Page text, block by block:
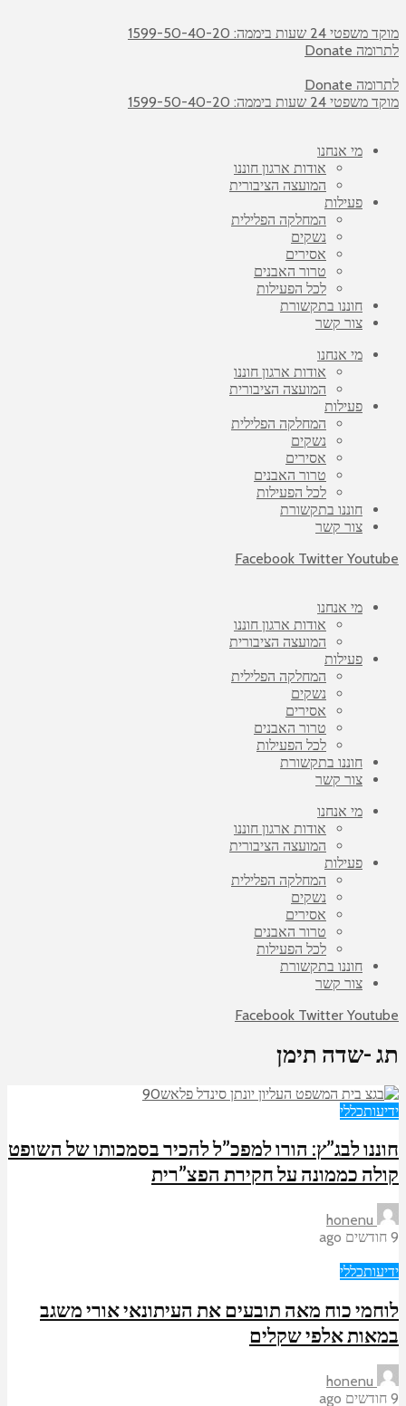
מוקד משפטי 24 שעות ביממה: 1599-50-40-20
לתרומה Donate
לתרומה Donate
מוקד משפטי 24 שעות ביממה: 1599-50-40-20
מי אנחנו
אודות ארגון חוננו
המועצה הציבורית
פעילות
המחלקה הפלילית
נשקים
אסירים
טרור האבנים
לכל הפעילות
חוננו בתקשורת
צור קשר
מי אנחנו
אודות ארגון חוננו
המועצה הציבורית
פעילות
המחלקה הפלילית
נשקים
אסירים
טרור האבנים
לכל הפעילות
חוננו בתקשורת
צור קשר
Facebook Twitter Youtube
מי אנחנו
אודות ארגון חוננו
המועצה הציבורית
פעילות
המחלקה הפלילית
נשקים
אסירים
טרור האבנים
לכל הפעילות
חוננו בתקשורת
צור קשר
מי אנחנו
אודות ארגון חוננו
המועצה הציבורית
פעילות
המחלקה הפלילית
נשקים
אסירים
טרור האבנים
לכל הפעילות
חוננו בתקשורת
צור קשר
Facebook Twitter Youtube
תג -שדה תימן
ידיעותכללי
חוננו לבג”ץ: הורו למפכ”ל להכיר בסמכותו של השופט
קולה כממונה על חקירת הפצ”רית
9 חודשים ago
ידיעותכללי
לוחמי כוח מאה תובעים את העיתונאי אורי משגב
במאות אלפי שקלים
9 חודשים ago